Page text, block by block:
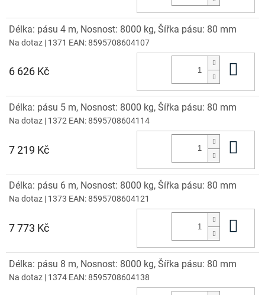
Délka: pásu 4 m, Nosnost: 8000 kg, Šířka pásu: 80 mm
Na dotaz | 1371 EAN:8595708604107
6 626 Kč
Délka: pásu 5 m, Nosnost: 8000 kg, Šířka pásu: 80 mm
Na dotaz | 1372 EAN:8595708604114
7 219 Kč
Délka: pásu 6 m, Nosnost: 8000 kg, Šířka pásu: 80 mm
Na dotaz | 1373 EAN:8595708604121
7 773 Kč
Délka: pásu 8 m, Nosnost: 8000 kg, Šířka pásu: 80 mm
Na dotaz | 1374 EAN:8595708604138